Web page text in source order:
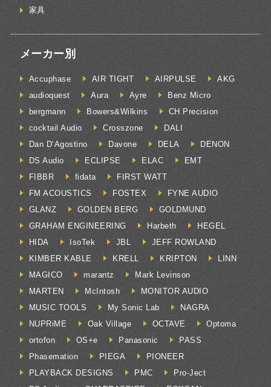
家具
メーカー別
Accuphase AIR TIGHT AIRPULSE
AKG
audioquest
Aura Ayre
Benz Micro
bergmann
Bowers&Wilkins
CH Precision
cocktail Audio
Crosszone
DALI
Dan D’Agostino
Davone DELA
DENON
DS Audio
ECLIPSE ELAC
EMT
FIBBR
fidata
FIRST WATT
FM ACOUSTICS
FOSTEX
FYNE AUDIO
GLANZ
GOLDEN BERG
GOLDMUND
GRAHAM ENGINEERING
Harbeth
HEGEL
HIDA
IsoTek JBL
JEFF ROWLAND
KIMBER KABLE
KRELL KRIPTON
LINN
MAGICO
marantz
Mark Levinson
MARTEN
McIntosh
MONITOR AUDIO
MUSIC TOOLS
My Sonic Lab
NAGRA
NUPRiME
Oak Village OCTAVE
Optoma
ortofon
OS+e Panasonic
PASS
Phasemation
PIEGA
PIONEER
PLAYBACK DESIGNS
PMC
Pro-Ject